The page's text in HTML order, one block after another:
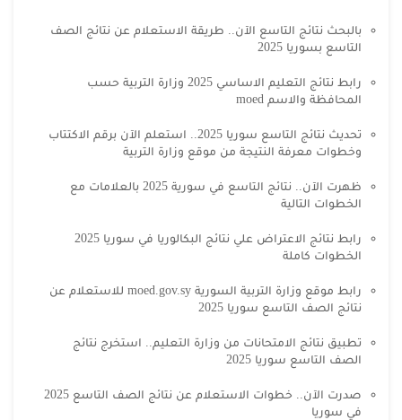
بالبحث نتائج التاسع الآن.. طريقة الاستعلام عن نتائج الصف
التاسع بسوريا 2025
رابط نتائج التعليم الاساسي 2025 وزارة التربية حسب
المحافظة والاسم moed
تحديث نتائج التاسع سوريا 2025.. استعلم الآن برقم الاكتتاب
وخطوات معرفة النتيجة من موقع وزارة التربية
ظهرت الآن.. نتائج التاسع في سورية 2025 بالعلامات مع
الخطوات التالية
رابط نتائج الاعتراض علي نتائج البكالوريا في سوريا 2025
الخطوات كاملة
رابط موقع وزارة التربية السورية moed.gov.sy للاستعلام عن
نتائج الصف التاسع سوريا 2025
تطبيق نتائج الامتحانات من وزارة التعليم.. استخرج نتائج
الصف التاسع سوريا 2025
صدرت الآن.. خطوات الاستعلام عن نتائج الصف التاسع 2025
في سوريا